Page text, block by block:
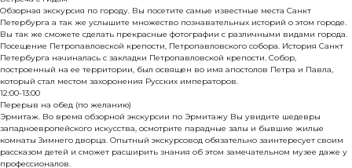
Обзорная экскурсия по городу. Вы посетите самые известные места Санкт
Петербурга а так же услышите множество познавательных историй о этом городе.
Вы так же сможете сделать прекрасные фотографии с различными видами города.
Посещение Петропавловской крепости, Петропавловского собора. История Санкт
Петербурга начиналась с закладки Петропавловской крепости. Собор,
построенный на ее территории, был освящен во имя апостолов Петра и Павла,
который стал местом захоронения Русских императоров.
12:00-13:00
Перерыв на обед (по желанию)
Эрмитаж. Во время обзорной экскурсии по Эрмитажу Вы увидите шедевры
западноевропейского искусства, осмотрите парадные залы и бывшие жилые
комнаты Зимнего дворца. Опытный экскурсовод обязательно заинтересует своим
рассказом детей и сможет расширить знания об этом замечательном музее даже у
профессионалов.